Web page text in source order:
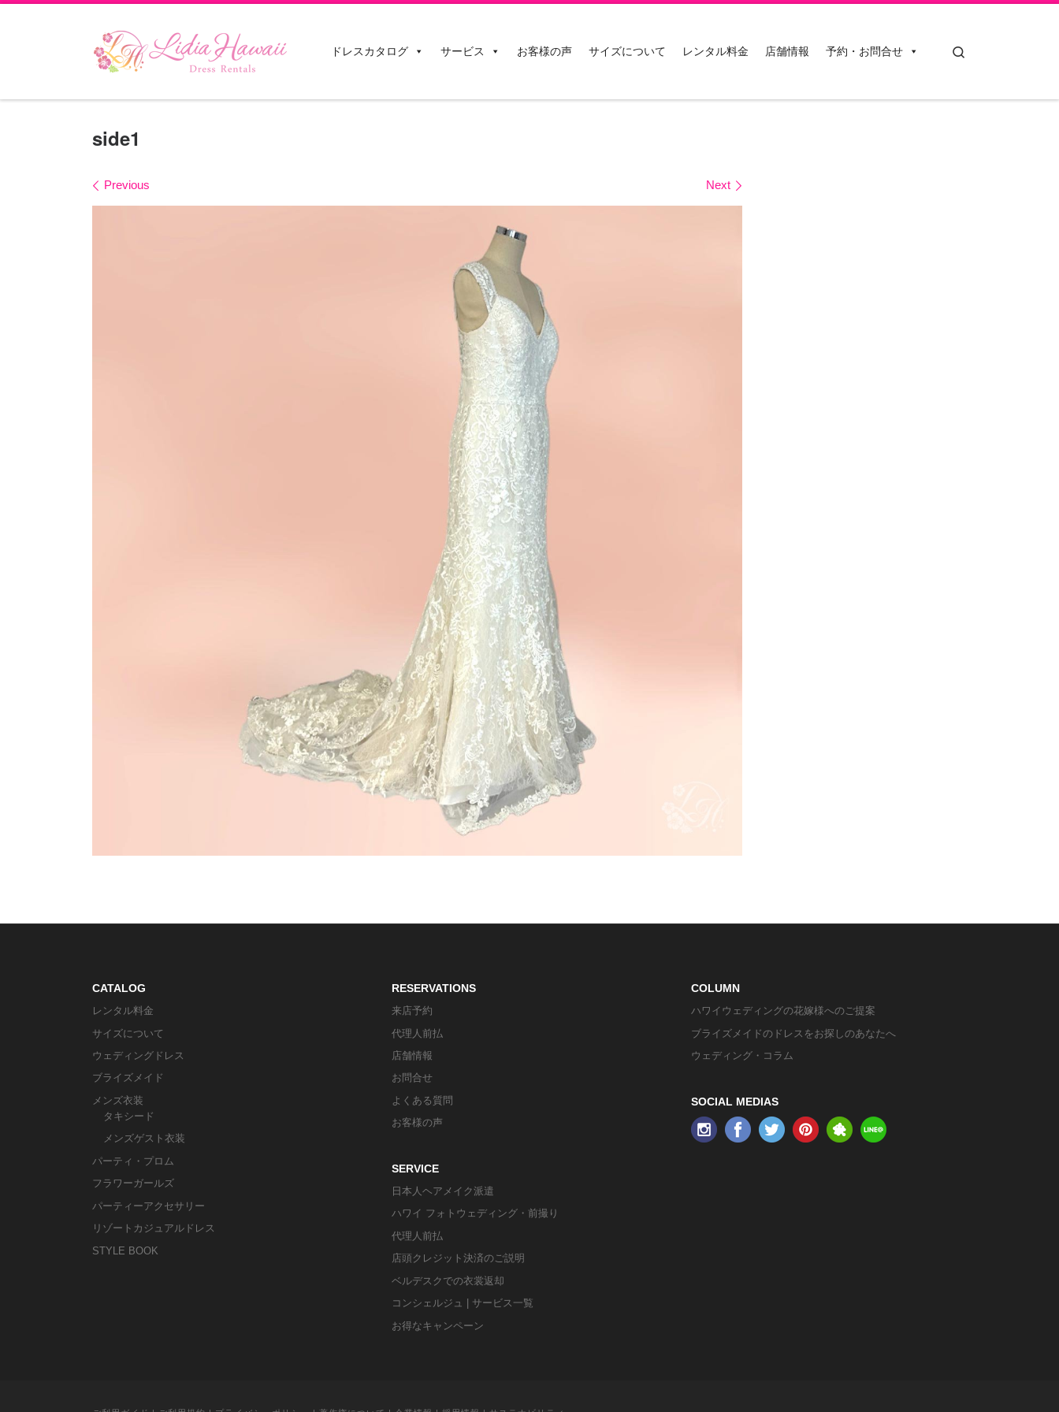
ドレスカタログ サービス お客様の声 サイズについて レンタル料金 店舗情報 予約・お問合せ
side1
Images navigation
Previous Next
CATALOG
レンタル料金
サイズについて
ウェディングドレス
ブライズメイド
メンズ衣装
タキシード
メンズゲスト衣装
パーティ・プロム
フラワーガールズ
パーティーアクセサリー
リゾートカジュアルドレス
STYLE BOOK
RESERVATIONS
来店予約
代理人前払
店舗情報
お問合せ
よくある質問
お客様の声
SERVICE
日本人ヘアメイク派遣
ハワイ フォトウェディング・前撮り
代理人前払
店頭クレジット決済のご説明
ベルデスクでの衣裳返却
コンシェルジュ | サービス一覧
お得なキャンペーン
COLUMN
ハワイウェディングの花嫁様へのご提案
ブライズメイドのドレスをお探しのあなたへ
ウェディング・コラム
SOCIAL MEDIAS